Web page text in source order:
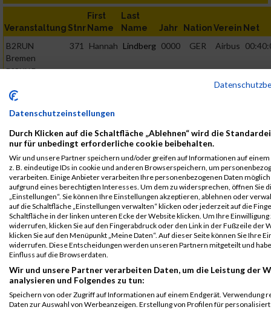
Veranstaltung Stnr
First
Name
Last
Name
Jahr NationVerein Net
B2RUN
Bremen
B2RUN Bremen
371 Hannah Lindberg 0000 GER Airbus
B2RUN
Bremen
Einzelwertung
Airbus
B2RUN
Bremen
Teamwertung
mixed
371 Hannah Lindberg 0000 GER
B2RUN
Bremen
Teamwertung
weiblich
371 Hannah Lindberg 0000 GER Airbus
Legende:
GPos = Geschlechter Position, KPos = Kategorie Position, TPos =
Team Position, DNS = Did not start, DNF = Did not finish, DQ =
Disqualifiziert
Datenschutzeinstellungen
Durch Klicken auf die Schaltfläche „Ablehnen“ wird die
nur für unbedingt erforderliche cookie beibehalten.
Wir und unsere Partner speichern und/oder greifen auf Informationen auf einem
z. B. eindeutige IDs in cookie und anderen Browserspeichern, um
verarbeiten. Einige Anbieter verarbeiten Ihre personenbezogenen Daten
aufgrund eines berechtigten Interesses. Um dem zu widersprechen, öffnen Sie
„Einstellungen“. Sie können Ihre Einstellungen akzeptieren, ablehnen oder
auf die Schaltfläche „Einstellungen verwalten“ klicken oder jederzeit auf die
Schaltfläche in der linken unteren Ecke der Website klicken. Um Ihre Einwilligung
widerrufen, klicken Sie auf den Fingerabdruck oder den Link in der Fußzeile der
klicken Sie auf den Menüpunkt „Meine Daten“. Auf dieser Seite können Sie Ihre
widerrufen. Diese Entscheidungen werden unseren Partnern mitgeteilt und
Einfluss auf die Browserdaten.
Wir und unsere Partner verarbeiten Daten, um die Leistung der
analysieren und Folgendes zu tun:
Speichern von oder Zugriff auf Informationen auf einem Endgerät. Verwendung
Daten zur Auswahl von Werbeanzeigen. Erstellung von Profilen für